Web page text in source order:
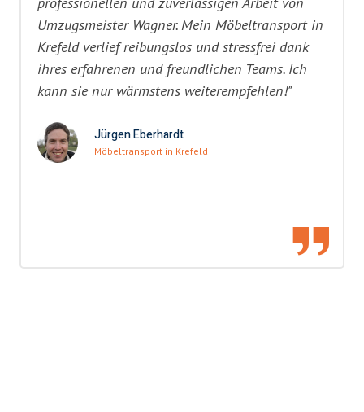
Umzugsmeister Wagner. Mein Möbeltransport in
Krefeld verlief reibungslos und stressfrei dank
ihres erfahrenen und freundlichen Teams. Ich
kann sie nur wärmstens weiterempfehlen!"
Jürgen Eberhardt
Möbeltransport in Krefeld